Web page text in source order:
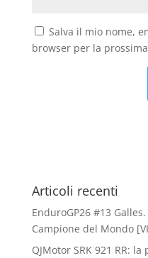
Salva il mio nome,
browser per la
Articoli recenti
EnduroGP26 #13
Campione del Mondo
QJMotor SRK 921 RR: